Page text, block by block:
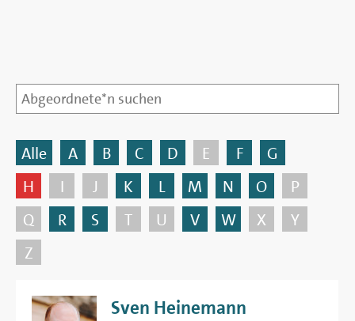
Suchbegriffe
suchen
Alle A B C D E F
G
H
I J K L M N O
P
Q
R S T U V W X
Y
Z
Sven Heinemann